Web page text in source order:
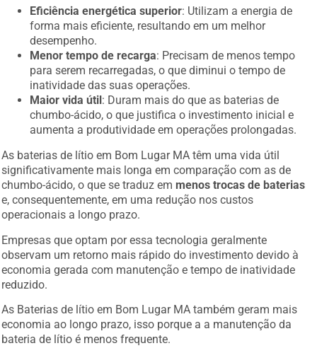
Eficiência energética superior: Utilizam a energia de
forma mais eficiente, resultando em um melhor
desempenho.
Menor tempo de recarga: Precisam de menos tempo
para serem recarregadas, o que diminui o tempo de
inatividade das suas operações.
Maior vida útil: Duram mais do que as baterias de
chumbo-ácido, o que justifica o investimento inicial e
aumenta a produtividade em operações prolongadas.
As baterias de lítio em Bom Lugar MA têm uma vida útil
significativamente mais longa em comparação com as de
chumbo-ácido, o que se traduz em menos trocas de baterias
e, consequentemente, em uma redução nos custos
operacionais a longo prazo.
Empresas que optam por essa tecnologia geralmente
observam um retorno mais rápido do investimento devido à
economia gerada com manutenção e tempo de inatividade
reduzido.
As Baterias de lítio em Bom Lugar MA também geram mais
economia ao longo prazo, isso porque a a manutenção da
bateria de lítio é menos frequente.